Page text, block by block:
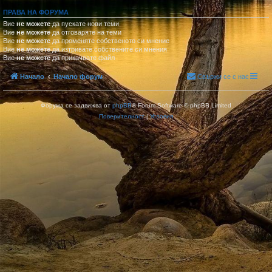
ПРАВА НА ФОРУМА
Вие не можетеда пускате нови теми
Виене можетеда отговаряте на теми
Виене можетеда променяте собственото си мнение
Виене можетеда изтривате собствените си мнения
Виене можетеда прикачвате файл
Начало Начало форум Свържи се с нас
Форума се задвижва от phpBB® Forum Software © phpBB Limited
Поверителност|Условия